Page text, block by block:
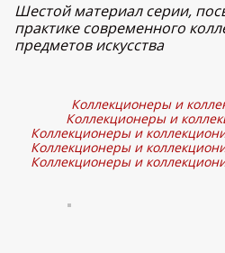
Шестой материал серии,
практике современного
предметов искусства
Коллекционеры и
Коллекционеры и
Коллекционеры и
Коллекционеры и
Коллекционеры и